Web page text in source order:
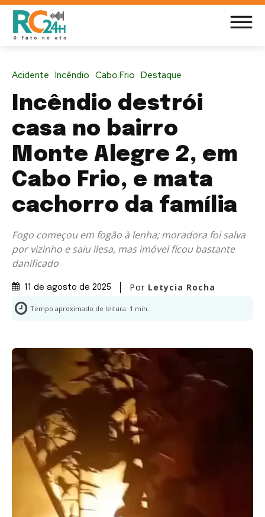
Acidente Incêndio Cabo Frio Destaque
Incêndio destrói
casa no bairro
Monte Alegre 2, em
Cabo Frio, e mata
cachorro da família
Fogo começou em fogão à lenha; moradora foi salva
por vizinho e saiu ilesa, mas imóvel ficou bastante
danificado
11 de agosto de 2025 Por Letycia Rocha
Tempo aproximado de leitura: 1 min.